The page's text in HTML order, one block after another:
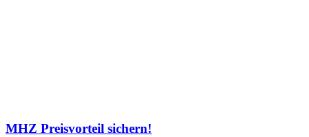
MHZ Preisvorteil sichern!